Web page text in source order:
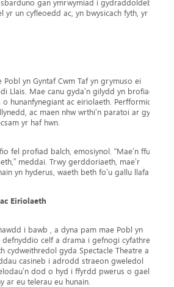
gan ymrwymiad i gydraddoldeb –
un cyfleoedd ac, yn bwysicach fyth, yr un
Pobl yn Gyntaf Cwm Taf yn grymuso ei
Llais. Mae canu gyda’n gilydd yn brofiad
hunanfynegiant ac eiriolaeth. Perfformiodd
ac maen nhw wrthi’n paratoi ar gyfer
yr haf hwn.
fel profiad balch, emosiynol. “Mae’n ffurf
meddai. Trwy gerddoriaeth, mae’r
yn hyderus, waeth beth fo’u gallu llafar.
Eiriolaeth
i bawb , a dyna pam mae Pobl yn
defnyddio celf a drama i gefnogi cyfathrebu
cydweithredol gyda Spectacle Theatre ar
casineb i adrodd straeon gweledol
dod o hyd i ffyrdd pwerus o gael eu
ar eu telerau eu hunain.